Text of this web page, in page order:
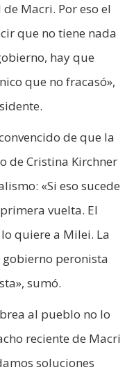
Macri. Por eso el
que no tiene nada
hay que
que no fracasó»,
de que la
de Cristina Kirchner
«Si eso sucede
vuelta. El
quiere a Milei. La
peronista
sumó.
al pueblo no lo
reciente de Macri
soluciones